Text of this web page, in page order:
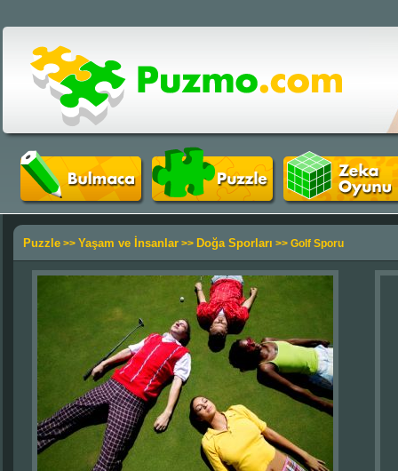
Puzzle >> Yaşam ve İnsanlar >> Doğa Sporları >> Golf Sporu